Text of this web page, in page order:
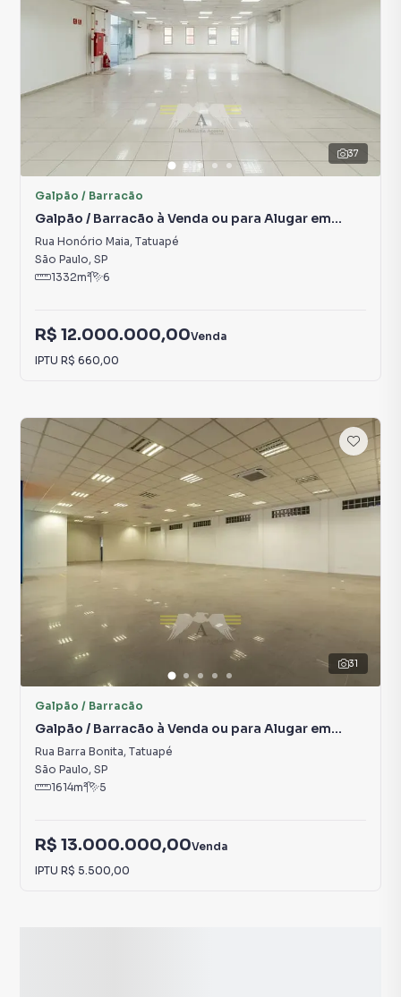
37
Galpão / Barracão
Galpão / Barracão à Venda ou para Alugar em
Tatuapé
Rua Honório Maia, Tatuapé
São Paulo, SP
1332m² 6
R$ 12.000.000,00Venda
IPTU R$ 660,00
31
Galpão / Barracão
Galpão / Barracão à Venda ou para Alugar em
Tatuapé
Rua Barra Bonita, Tatuapé
São Paulo, SP
1614m² 5
R$ 13.000.000,00Venda
IPTU R$ 5.500,00